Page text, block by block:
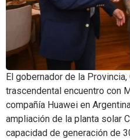
El gobernador de la
trascendental encuentro con
compañía Huawei en
ampliación de la planta solar
capacidad de generación de